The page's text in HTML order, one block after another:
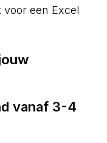
een Excel
vanaf 3-4